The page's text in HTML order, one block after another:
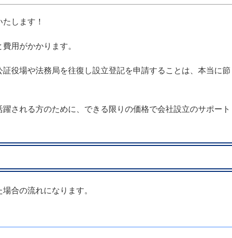
します！
用がかかります。
役場や法務局を往復し設立登記を申請することは、本当に節
される方のために、できる限りの価格で会社設立のサポート
合の流れになります。